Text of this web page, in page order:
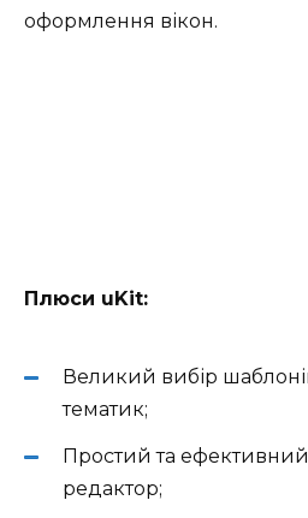
оформлення вікон.
Плюси uKit:
Великий вибір
тематик;
Простий та ефективний
редактор;